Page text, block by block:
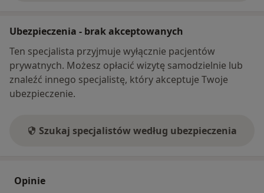
Ubezpieczenia - brak akceptowanych
Ten specjalista przyjmuje wyłącznie pacjentów
prywatnych. Możesz opłacić wizytę samodzielnie lub
znaleźć innego specjalistę, który akceptuje Twoje
ubezpieczenie.
Szukaj specjalistów według ubezpieczenia
Opinie